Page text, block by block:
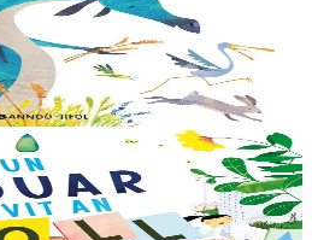
Bleunioù zo, geot flour hag
- N’out ket evit chom amañ ! a huch